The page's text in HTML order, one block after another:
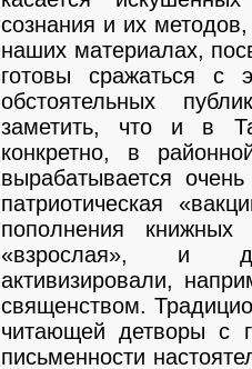
сознания и их
наших материалах,
готовы сражаться
обстоятельных
заметить, что и в
конкретно, в
вырабатывается
патриотическая
пополнения
«взрослая», и
активизировали,
священством.
читающей детворы с
письменности